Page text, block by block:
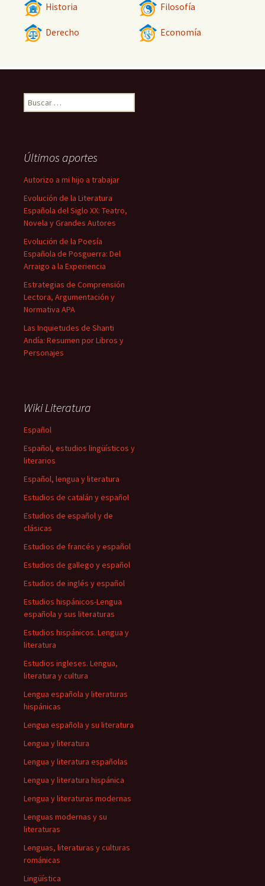
Historia Filosofía
Derecho Economía
Buscar:
Últimos aportes
Autorizo a mi hijo a trabajar
Evolución de la Literatura
Española del Siglo XX: Teatro,
Novela y Grandes Autores
Evolución de la Poesía
Española de Posguerra: Del
Arraigo a la Experiencia
Estrategias de Comprensión
Lectora, Argumentación y
Normativa APA
Las Inquietudes de Shanti
Andía: Resumen por Libros y
Personajes
Wiki Literatura
Español
Español, estudios lingüísticos y
literarios
Español, lengua y literatura
Estudios de catalán y español
Estudios de español y de
clásicas
Estudios de francés y español
Estudios de gallego y español
Estudios de inglés y español
Estudios hispánicos-Lengua
española y sus literaturas
Estudios hispánicos. Lengua y
literatura
Estudios ingleses. Lengua,
literatura y cultura
Lengua española y literaturas
hispánicas
Lengua española y su literatura
Lengua y literatura
Lengua y literatura españolas
Lengua y literatura hispánica
Lengua y literaturas modernas
Lenguas modernas y su
literaturas
Lenguas, literaturas y culturas
románicas
Lingüística